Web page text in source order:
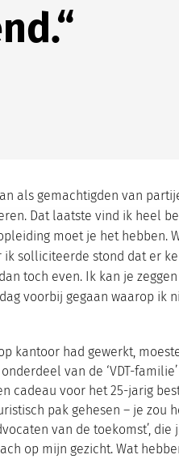
als gemachtigden van
Dat laatste vind ik heel
moet je het hebben.
solliciteerde stond dat er
toch even. Ik kan je
voorbij gegaan waarop ik
kantoor had gewerkt,
van de ‘VDT-
voor het 25-jarig
pak gehesen – je zou
van de toekomst’,
op mijn gezicht. Wat